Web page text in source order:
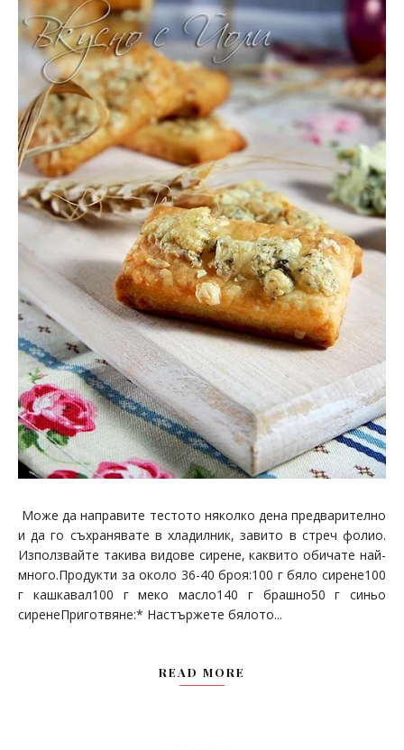
Може да направите тестото няколко дена предварително
и да го съхранявате в хладилник, завито в стреч фолио.
Използвайте такива видове сирене, каквито обичате най-
много.Продукти за около 36-40 броя:100 г бяло сирене100
г кашкавал100 г меко масло140 г брашно50 г синьо
сиренеПриготвяне:* Настържете бялото...
READ MORE